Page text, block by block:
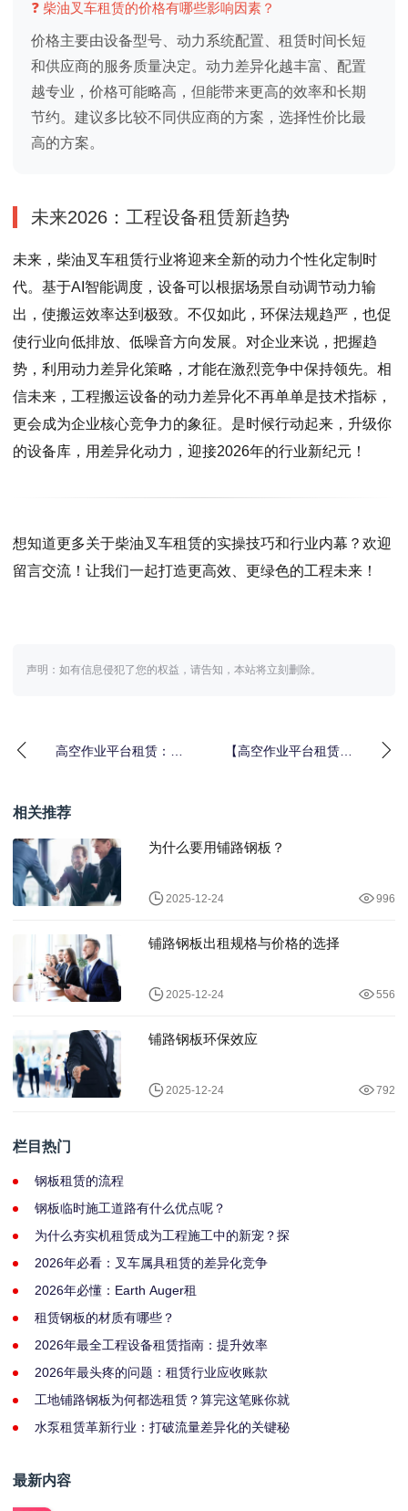
❓ 柴油叉车租赁的价格有哪些影响因素？
价格主要由设备型号、动力系统配置、租赁时间长短
和供应商的服务质量决定。动力差异化越丰富、配置
越专业，价格可能略高，但能带来更高的效率和长期
节约。建议多比较不同供应商的方案，选择性价比最
高的方案。
未来2026：工程设备租赁新趋势
未来，柴油叉车租赁行业将迎来全新的动力个性化定制时
代。基于AI智能调度，设备可以根据场景自动调节动力输
出，使搬运效率达到极致。不仅如此，环保法规趋严，也促
使行业向低排放、低噪音方向发展。对企业来说，把握趋
势，利用动力差异化策略，才能在激烈竞争中保持领先。相
信未来，工程搬运设备的动力差异化不再单单是技术指标，
更会成为企业核心竞争力的象征。是时候行动起来，升级你
的设备库，用差异化动力，迎接2026年的行业新纪元！
想知道更多关于柴油叉车租赁的实操技巧和行业内幕？欢迎
留言交流！让我们一起打造更高效、更绿色的工程未来！
声明：如有信息侵犯了您的权益，请告知，本站将立刻删除。
高空作业平台租赁：开
【高空作业平台租赁指
相关推荐
为什么要用铺路钢板？
2025-12-24 996
铺路钢板出租规格与价格的选择
2025-12-24 556
铺路钢板环保效应
2025-12-24 792
栏目热门
钢板租赁的流程
钢板临时施工道路有什么优点呢？
为什么夯实机租赁成为工程施工中的新宠？探
2026年必看：叉车属具租赁的差异化竞争
2026年必懂：Earth Auger租
租赁钢板的材质有哪些？
2026年最全工程设备租赁指南：提升效率
2026年最头疼的问题：租赁行业应收账款
工地铺路钢板为何都选租赁？算完这笔账你就
水泵租赁革新行业：打破流量差异化的关键秘
最新内容